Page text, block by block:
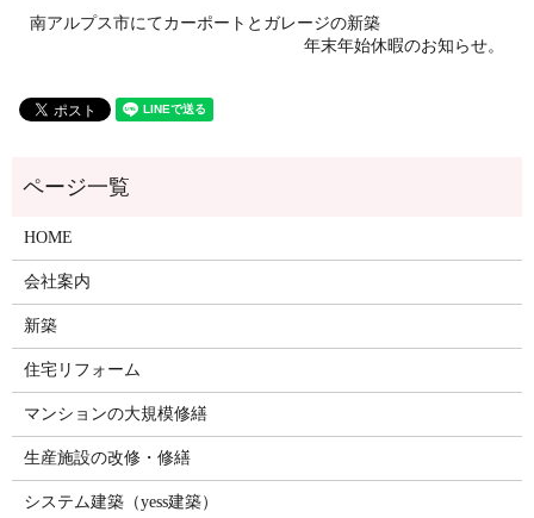
南アルプス市にてカーポートとガレージの新築
年末年始休暇のお知らせ。
HOME
会社案内
新築
住宅リフォーム
マンションの大規模修繕
生産施設の改修・修繕
システム建築（yess建築）